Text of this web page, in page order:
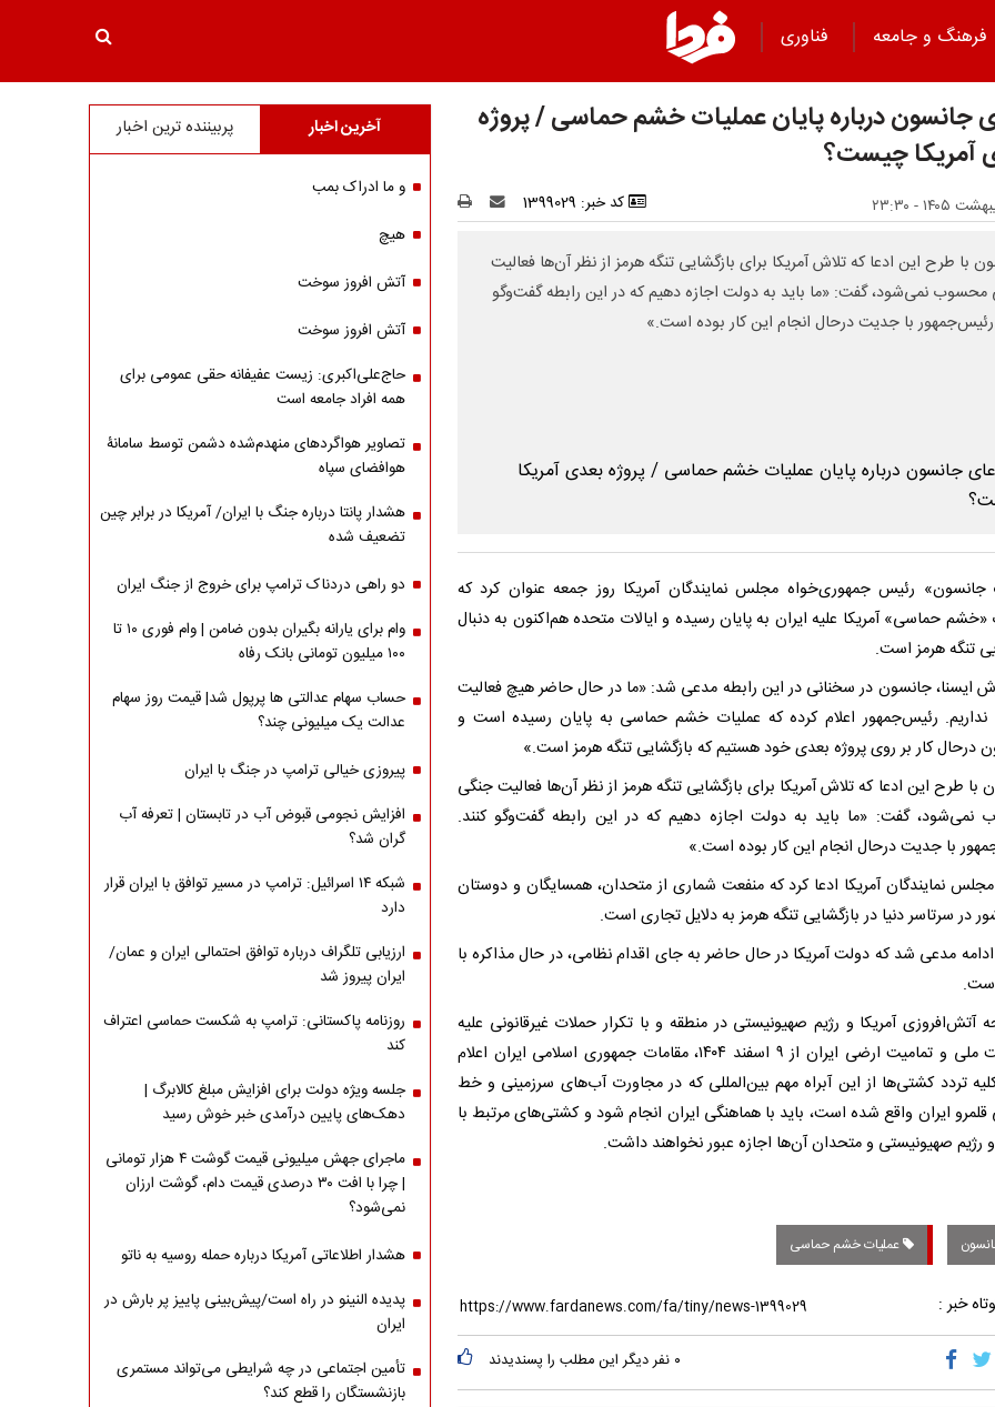
فرهنگ و جامعه
فناوری
جانسون درباره پایان عملیات خشم حماسی / پروژه
آمریکا چیست؟
کد خبر: 1399029
با طرح این ادعا که تلاش آمریکا برای بازگشایی تنگه هرمز از نظر آن‌ها فعالیت
نمی‌شود، گفت: «ما باید به دولت اجازه دهیم که در این رابطه گفت‌وگو
رئیس‌جمهور با جدیت درحال انجام این کار بوده است.»
جانسون» رئیس جمهوری‌خواه مجلس نمایندگان آمریکا روز جمعه عنوان کرد که
«خشم حماسی» آمریکا علیه ایران به پایان رسیده و ایالات متحده هم‌اکنون به دنبال
تنگه هرمز است.
ایسنا، جانسون در سخنانی در این رابطه مدعی شد: «ما در حال حاضر هیچ فعالیت
نداریم‌. رئیس‌جمهور اعلام کرده که عملیات خشم حماسی به پایان رسیده است و
درحال کار بر روی پروژه بعدی خود هستیم که بازگشایی تنگه هرمز است.»
با طرح این ادعا که تلاش آمریکا برای بازگشایی تنگه هرمز از نظر آن‌ها فعالیت جنگی
نمی‌شود، گفت: «ما باید به دولت اجازه دهیم که در این رابطه گفت‌وگو کنند.
با جدیت درحال انجام این کار بوده است.»
نمایندگان آمریکا ادعا کرد که منفعت شماری از متحدان، همسایگان و دوستان
در سرتاسر دنیا در بازگشایی تنگه هرمز به دلایل تجاری است.
مدعی شد که دولت آمریکا در حال حاضر به جای اقدام نظامی، در حال مذاکره با
آتش‌افروزی آمریکا و رژیم صهیونیستی در منطقه و با تکرار حملات غیرقانونی علیه
حاکمیت ملی و تمامیت ارضی ایران از ۹ اسفند ۱۴۰۴، مقامات جمهوری اسلامی ایران اعلام
تردد کشتی‌ها از این آبراه مهم بین‌المللی که در مجاورت آب‌های سرزمینی و خط
ایران واقع شده است، باید با هماهنگی ایران انجام شود و کشتی‌های مرتبط با
و رژیم صهیونیستی و متحدان آن‌ها اجازه عبور نخواهند داشت.
عملیات خشم حماسی
خبر :
۰ نفر دیگر این مطلب را پسندیدند
آخرین اخبار پربیننده ترین اخبار
و ما ادراک بمب
هیچ
آتش افروز سوخت
آتش افروز سوخت
حاج‌علی‌اکبری: زیست عفیفانه حقی عمومی برای
همه افراد جامعه است
تصاویر هواگردهای منهدم‌شده دشمن توسط سامانۀ
هوافضای سپاه
هشدار پانتا درباره جنگ با ایران/ آمریکا در برابر چین
تضعیف شده
دو راهی دردناک ترامپ برای خروج از جنگ ایران
وام برای یارانه بگیران بدون ضامن | وام فوری ۱۰ تا
۱۰۰ میلیون تومانی بانک رفاه
حساب سهام عدالتی ها پرپول شد| قیمت روز سهام
عدالت یک میلیونی چند؟
پیروزی خیالی ترامپ در جنگ با ایران
افزایش نجومی قبوض آب در تابستان | تعرفه آب
گران شد؟
شبکه ۱۴ اسرائیل: ترامپ در مسیر توافق با ایران قرار
دارد
ارزیابی تلگراف درباره توافق احتمالی ایران و عمان/
ایران پیروز شد
روزنامه پاکستانی: ترامپ به شکست حماسی اعتراف
کند
جلسه ویژه دولت برای افزایش مبلغ کالابرگ |
دهک‌های پایین درآمدی خبر خوش رسید
ماجرای جهش میلیونی قیمت گوشت ۴ هزار تومانی
| چرا با افت ۳۰ درصدی قیمت دام، گوشت ارزان
نمی‌شود؟
هشدار اطلاعاتی آمریکا درباره حمله روسیه به ناتو
پدیده النینو در راه است/پیش‌بینی پاییز پر بارش در
ایران
تأمین اجتماعی در چه شرایطی می‌تواند مستمری
بازنشستگان را قطع کند؟